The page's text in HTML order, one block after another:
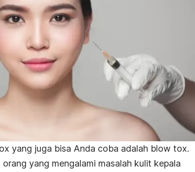
yang juga bisa Anda coba adalah blow tox.
yang mengalami masalah kulit kepala